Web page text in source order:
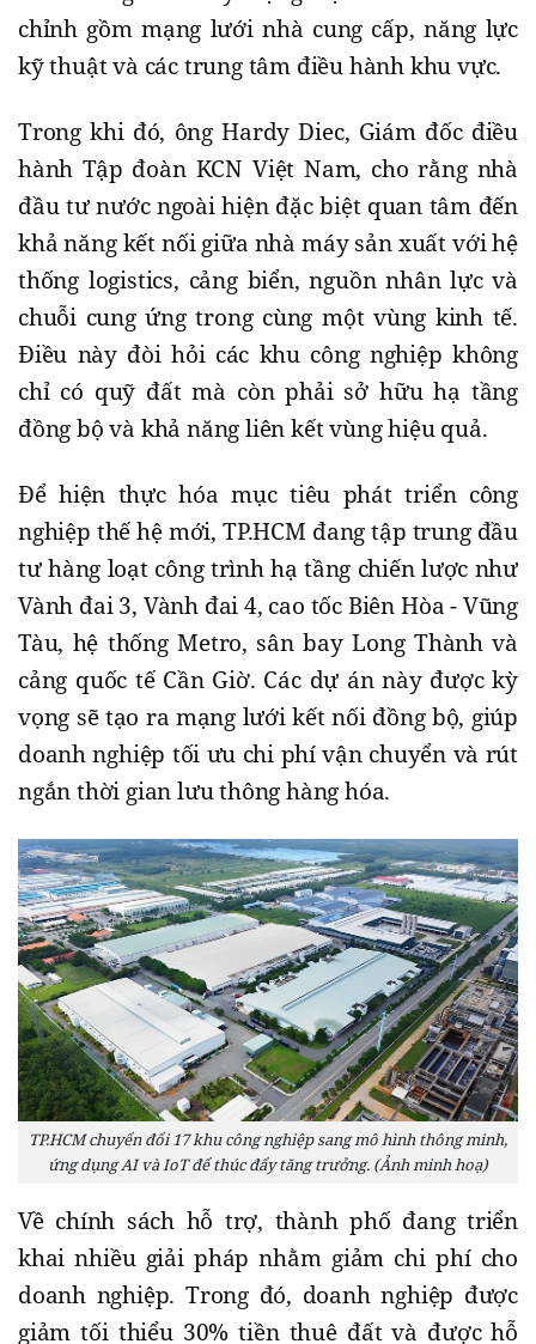
chỉnh gồm mạng lưới nhà cung cấp, năng lực
kỹ thuật và các trung tâm điều hành khu vực.
Trong khi đó, ông Hardy Diec, Giám đốc điều
hành Tập đoàn KCN Việt Nam, cho rằng nhà
đầu tư nước ngoài hiện đặc biệt quan tâm đến
khả năng kết nối giữa nhà máy sản xuất với hệ
thống logistics, cảng biển, nguồn nhân lực và
chuỗi cung ứng trong cùng một vùng kinh tế.
Điều này đòi hỏi các khu công nghiệp không
chỉ có quỹ đất mà còn phải sở hữu hạ tầng
đồng bộ và khả năng liên kết vùng hiệu quả.
Để hiện thực hóa mục tiêu phát triển công
nghiệp thế hệ mới, TP.HCM đang tập trung đầu
tư hàng loạt công trình hạ tầng chiến lược như
Vành đai 3, Vành đai 4, cao tốc Biên Hòa - Vũng
Tàu, hệ thống Metro, sân bay Long Thành và
cảng quốc tế Cần Giờ. Các dự án này được kỳ
vọng sẽ tạo ra mạng lưới kết nối đồng bộ, giúp
doanh nghiệp tối ưu chi phí vận chuyển và rút
ngắn thời gian lưu thông hàng hóa.
TP.HCM chuyển đổi 17 khu công nghiệp sang mô hình thông minh,
ứng dụng AI và IoT để thúc đẩy tăng trưởng. (Ảnh minh hoạ)
Về chính sách hỗ trợ, thành phố đang triển
khai nhiều giải pháp nhằm giảm chi phí cho
doanh nghiệp. Trong đó, doanh nghiệp được
giảm tối thiểu 30% tiền thuê đất và được hỗ